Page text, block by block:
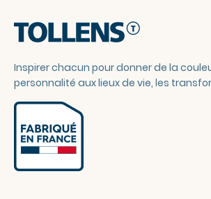
Inspirer chacun pour donner de la
personnalité aux lieux de vie, les